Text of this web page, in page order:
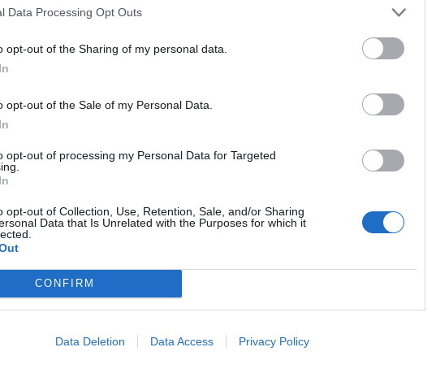
Data Processing Opt Outs
opt-out of the Sharing of my personal data.
opt-out of the Sale of my Personal Data.
opt-out of processing my Personal Data for Targeted
opt-out of Collection, Use, Retention, Sale, and/or Sharing
Data that Is Unrelated with the Purposes for which it
CONFIRM
Data Deletion Data Access Privacy Policy
, καλείται να δείξει στην πράξη εικόνα
των πολιτικών εξελίξεων και ενόψει
13 γαλάζιων βουλευτών με αφορμή τη
που διαβιβάστηκε στη Βουλή η
Προανακριτικής Επιτροπής για τους δύο
Φωτεινή Αραμπατζή,
αντιπολίτευσης επίσης για σύσταση
των υποκλοπών μετά τις τελευταίες
πρόεδρος του ΠΑΣΟΚ, Νίκος Ανδρουλάκης,
οπότε θα συγκεντρώσει τις
για τη σύσταση της μετά από πρόταση